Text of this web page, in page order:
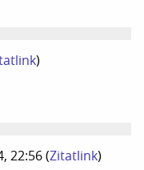
)
22:56 (Zitatlink)